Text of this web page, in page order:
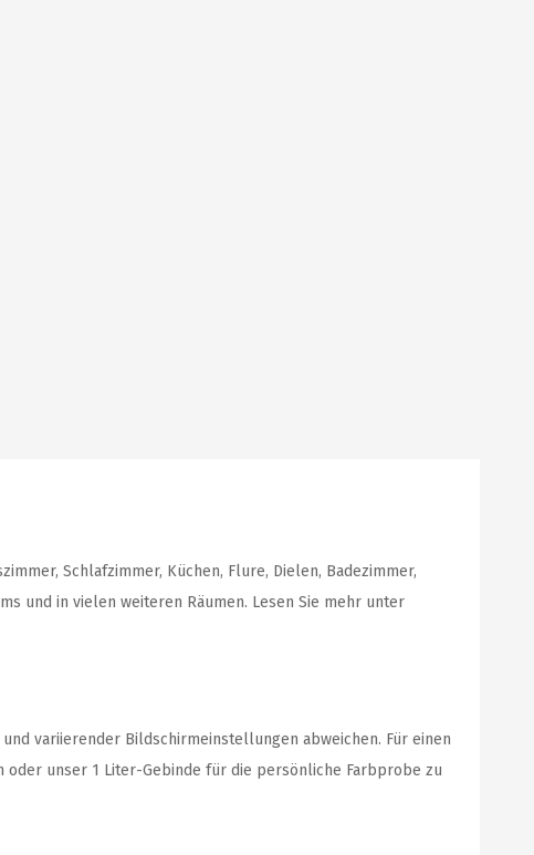
Schlafzimmer, Küchen, Flure, Dielen, Badezimmer,
und in vielen weiteren Räumen. Lesen Sie mehr unter
variierender Bildschirmeinstellungen abweichen. Für einen
oder unser 1 Liter-Gebinde für die persönliche Farbprobe zu